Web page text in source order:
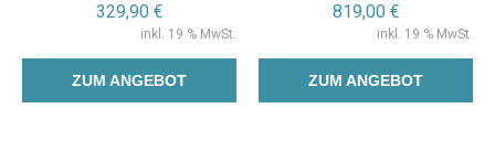
329,90 €
inkl. 19 % MwSt.
ZUM ANGEBOT
819,00 €
inkl. 19 % MwSt.
ZUM ANGEBOT